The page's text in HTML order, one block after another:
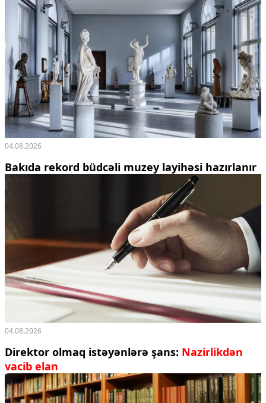
04.08.2026
Bakıda rekord büdcəli muzey layihəsi hazırlanır
04.08.2026
Direktor olmaq istəyənlərə şans: Nazirlikdən
vacib elan